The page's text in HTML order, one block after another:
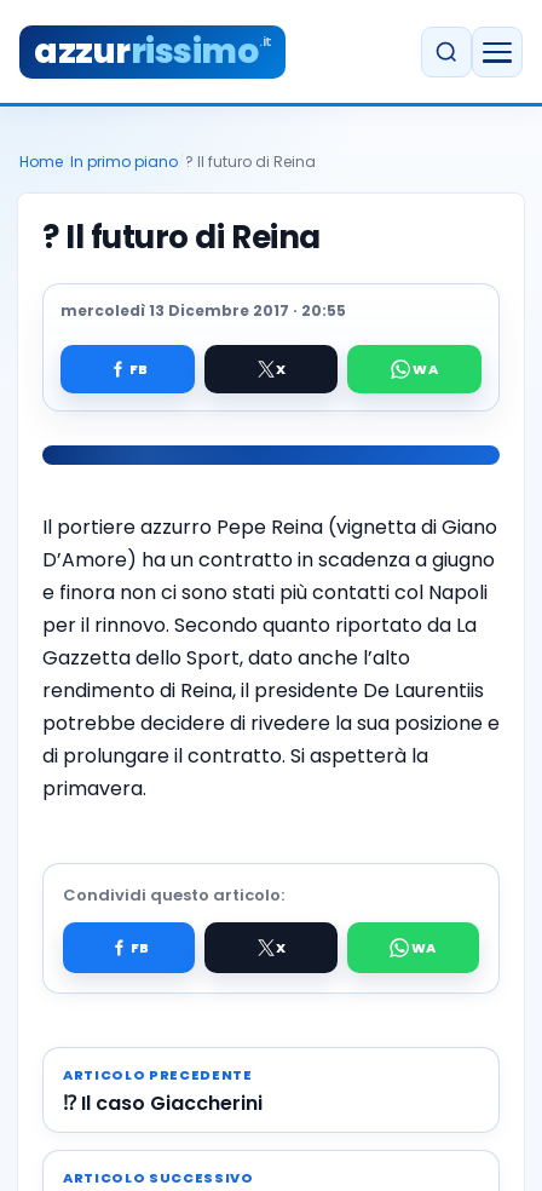
azzurrissimo.it
Home In primo piano ? Il futuro di Reina
? Il futuro di Reina
mercoledì 13 Dicembre 2017 · 20:55
Il portiere azzurro Pepe Reina (vignetta di Giano
D’Amore) ha un contratto in scadenza a giugno
e finora non ci sono stati più contatti col Napoli
per il rinnovo. Secondo quanto riportato da La
Gazzetta dello Sport, dato anche l’alto
rendimento di Reina, il presidente De Laurentiis
potrebbe decidere di rivedere la sua posizione e
di prolungare il contratto. Si aspetterà la
primavera.
Condividi questo articolo:
ARTICOLO PRECEDENTE
⁉️ Il caso Giaccherini
ARTICOLO SUCCESSIVO